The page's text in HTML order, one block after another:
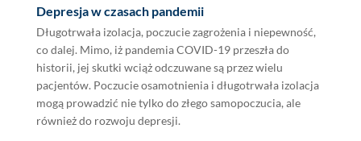
Depresja w czasach pandemii
Długotrwała izolacja, poczucie zagrożenia i niepewność,
co dalej. Mimo, iż pandemia COVID-19 przeszła do
historii, jej skutki wciąż odczuwane są przez wielu
pacjentów. Poczucie osamotnienia i długotrwała izolacja
mogą prowadzić nie tylko do złego samopoczucia, ale
również do rozwoju depresji.